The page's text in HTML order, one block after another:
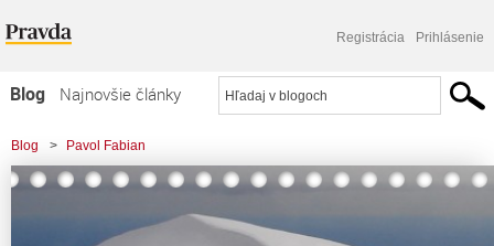
Registrácia Prihlásenie
Blog
Najnovšie články
Najčítanejšie články
Najkomentovanejšie články
Blog > Pavol Fabian